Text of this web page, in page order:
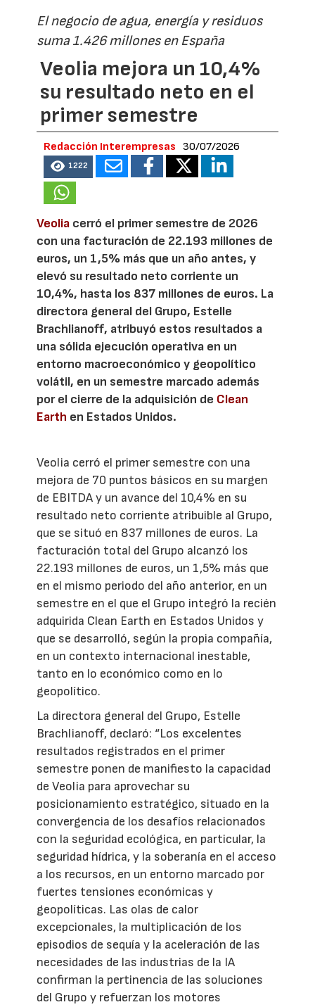
El negocio de agua, energía y residuos
suma 1.426 millones en España
Veolia mejora un 10,4%
su resultado neto en el
primer semestre
Redacción Interempresas 30/07/2026
1222
Veolia cerró el primer semestre de 2026
con una facturación de 22.193 millones de
euros, un 1,5% más que un año antes, y
elevó su resultado neto corriente un
10,4%, hasta los 837 millones de euros. La
directora general del Grupo, Estelle
Brachlianoff, atribuyó estos resultados a
una sólida ejecución operativa en un
entorno macroeconómico y geopolítico
volátil, en un semestre marcado además
por el cierre de la adquisición de Clean
Earth en Estados Unidos.
Veolia cerró el primer semestre con una
mejora de 70 puntos básicos en su margen
de EBITDA y un avance del 10,4% en su
resultado neto corriente atribuible al Grupo,
que se situó en 837 millones de euros. La
facturación total del Grupo alcanzó los
22.193 millones de euros, un 1,5% más que
en el mismo periodo del año anterior, en un
semestre en el que el Grupo integró la recién
adquirida Clean Earth en Estados Unidos y
que se desarrolló, según la propia compañía,
en un contexto internacional inestable,
tanto en lo económico como en lo
geopolítico.
La directora general del Grupo, Estelle
Brachlianoff, declaró: “Los excelentes
resultados registrados en el primer
semestre ponen de manifiesto la capacidad
de Veolia para aprovechar su
posicionamiento estratégico, situado en la
convergencia de los desafíos relacionados
con la seguridad ecológica, en particular, la
seguridad hídrica, y la soberanía en el acceso
a los recursos, en un entorno marcado por
fuertes tensiones económicas y
geopolíticas. Las olas de calor
excepcionales, la multiplicación de los
episodios de sequía y la aceleración de las
necesidades de las industrias de la IA
confirman la pertinencia de las soluciones
del Grupo y refuerzan los motores